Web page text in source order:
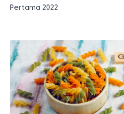
Pertama 2022